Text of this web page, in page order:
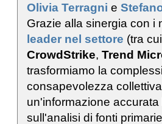
Olivia Terragni e
Grazie alla sinergia con i
leader nel settore (tra cui
CrowdStrike, Trend
trasformiamo la
consapevolezza
un'informazione accurata
sull'analisi di fonti